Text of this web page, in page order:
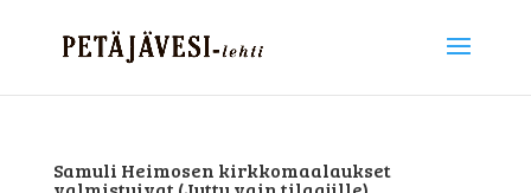
Samuli Heimosen kirkkomaalaukset